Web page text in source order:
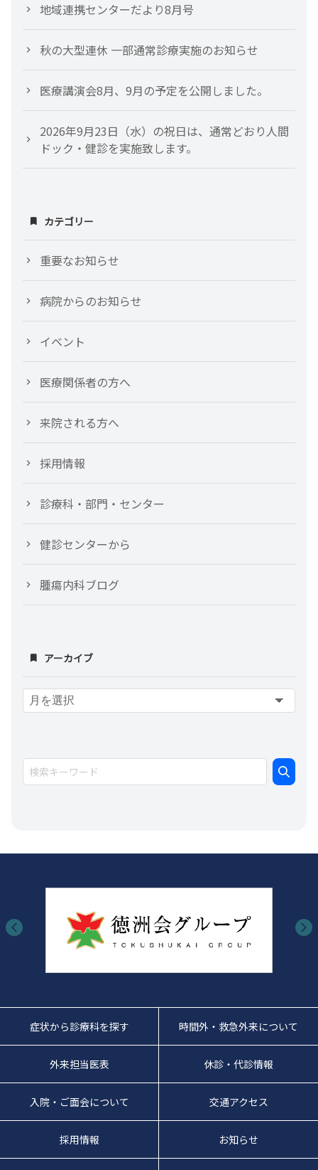
地域連携センターだより8月号
秋の大型連休 一部通常診療実施のお知らせ
医療講演会8月、9月の予定を公開しました。
2026年9月23日（水）の祝日は、通常どおり人間
ドック・健診を実施致します。
カテゴリー
重要なお知らせ
病院からのお知らせ
イベント
医療関係者の方へ
来院される方へ
採用情報
診療科・部門・センター
健診センターから
腫瘍内科ブログ
アーカイブ
ー
カ
症状から診療科を探す 時間外・救急外来について
外来担当医表 休診・代診情報
入院・ご面会について 交通アクセス
採用情報 お知らせ